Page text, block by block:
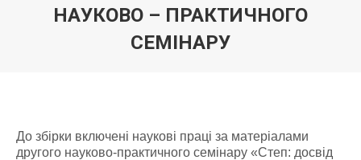
НАУКОВО – ПРАКТИЧНОГО
СЕМІНАРУ
До збірки включені наукові праці за матеріалами
другого науково-практичного семінару «Степ: досвід